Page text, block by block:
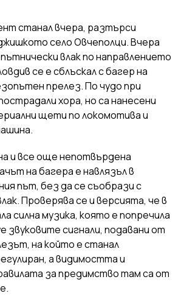
станал вчера, разтърси
село Овчеполци. Вчера
влак по направлението
се е сблъскал с багер на
прелез. По чудо при
хора, но са нанесени
щети по локомотива и
и все още непотвърдена
на багера е навлязъл в
път, без да се съобрази с
Проверява се и версията, че в
силна музика, която е попречила
звуковите сигнали, подавани от
на който е станал
а видимостта и
за предимство там са от